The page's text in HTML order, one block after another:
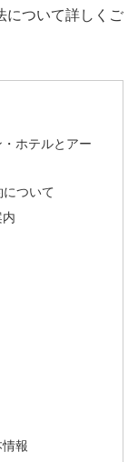
について詳しくご
ホテルとアー
ついて
報